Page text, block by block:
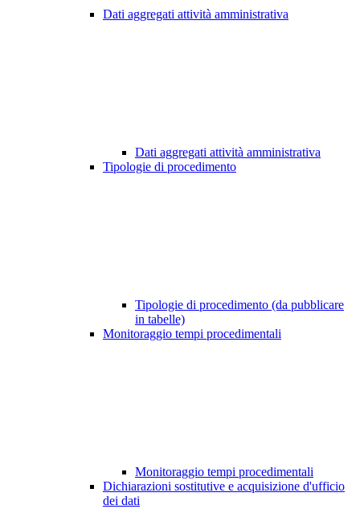
Dati aggregati attività amministrativa
Dati aggregati attività amministrativa
Tipologie di procedimento
Tipologie di procedimento (da pubblicare
in tabelle)
Monitoraggio tempi procedimentali
Monitoraggio tempi procedimentali
Dichiarazioni sostitutive e acquisizione d'ufficio
dei dati